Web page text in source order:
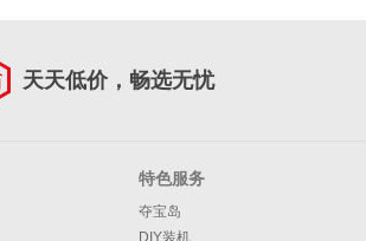
天天低价，畅选无忧
特色服务
夺宝岛
DIY装机